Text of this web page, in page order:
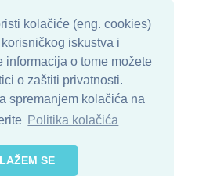
kolačiće (eng. cookies)
iskustva i
informacija o tome možete
o zaštiti privatnosti.
spremanjem kolačića na
Politika kolačića
SE